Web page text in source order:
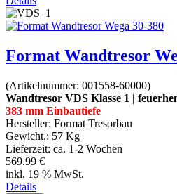
Format Wandtresor
(Artikelnummer: 001558-60000)
Wandtresor VDS Klasse 1 |
383 mm Einbautiefe
Hersteller: Format Tresorbau
Gewicht.: 57 Kg
Lieferzeit: ca. 1-2 Wochen
569.99 €
inkl. 19 % MwSt.
Details